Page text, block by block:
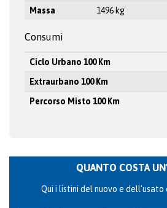
Massa
1496 kg
Consumi
Ciclo Urbano 100 Km
Extraurbano 100 Km
Percorso Misto 100 Km
QUANTO COSTA
Qui i listini del nuovo e